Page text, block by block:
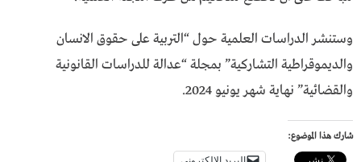
وستنشر الدراسات العلمية حول “التربية على حقوق الانسان
والديموقراطية التشاركية” بمجلة “عدالة للدراسات القانونية
والقضائية” نهاية شهر يونيو 2024.
شارك هذا الموضوع: